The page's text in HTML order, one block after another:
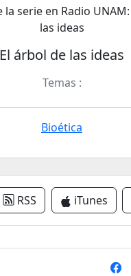
El árbol de las ideas
Temas :
Bioética
RSS iTunes